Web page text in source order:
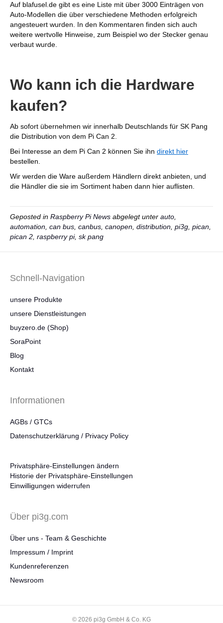
Auf blafusel.de gibt es eine Liste mit über 3000 Einträgen von
Auto-Modellen die über verschiedene Methoden erfolgreich
angesteuert wurden. In den Kommentaren finden sich auch
weitere wertvolle Hinweise, zum Beispiel wo der Stecker genau
verbaut wurde.
Wo kann ich die Hardware
kaufen?
Ab sofort übernehmen wir innerhalb Deutschlands für SK Pang
die Distribution von dem Pi Can 2.
Bei Interesse an dem Pi Can 2 können Sie ihn direkt hier
bestellen.
Wir werden die Ware außerdem Händlern direkt anbieten, und
die Händler die sie im Sortiment haben dann hier auflisten.
Geposted in Raspberry Pi News abgelegt unter auto
automation can bus canbus canopen distribution pi3g pican
pican 2 raspberry pi, sk pang
Schnell-Navigation
unsere Produkte
unsere Dienstleistungen
buyzero.de (Shop)
SoraPoint
Blog
Kontakt
Informationen
AGBs / GTCs
Datenschutzerklärung / Privacy Policy
Privatsphäre-Einstellungen ändern
Historie der Privatsphäre-Einstellungen
Einwilligungen widerrufen
Über pi3g.com
Über uns - Team & Geschichte
Impressum / Imprint
Kundenreferenzen
Newsroom
© 2026 pi3g GmbH & Co. KG